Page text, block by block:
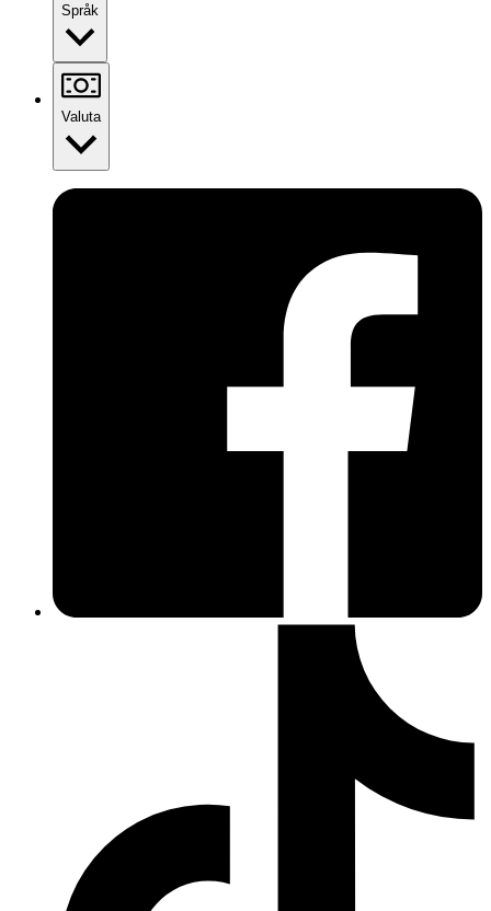
Språk
Valuta